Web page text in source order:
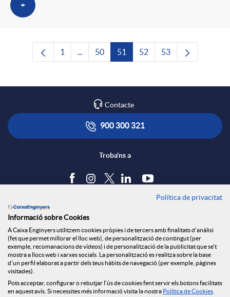
+
Pàgina
1 ...Pàgines intermèdies Utilitzeu TAB per
Pàgina
50 Pàgina
51 Pàgina
52 Pàgina
53
Contacte
900 300 321
Troba'ns a
Política de cookies
Avís legal
Seguretat Online
Canal denúncies
Política de privacitat
Informació sobre Cookies
A Caixa Enginyers utilitzem cookies pròpies i de tercers amb finalitats d'anàlisi
(fet que permet millorar el lloc web), de personalització de contingut (per
exemple, recomanacions de vídeos) i de personalització de la publicitat que se't
mostra a llocs web i xarxes socials. La personalització es realitza sobre la base
d'un perfil elaborat a partir dels teus hàbits de navegació (per exemple, pàgines
visitades).
Pots acceptar, configurar o rebutjar l'ús de cookies fent servir els botons facilitats
en aquest avís. Si necessites més informació visita la nostra Política de Cookies